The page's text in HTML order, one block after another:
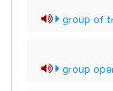
group of
group